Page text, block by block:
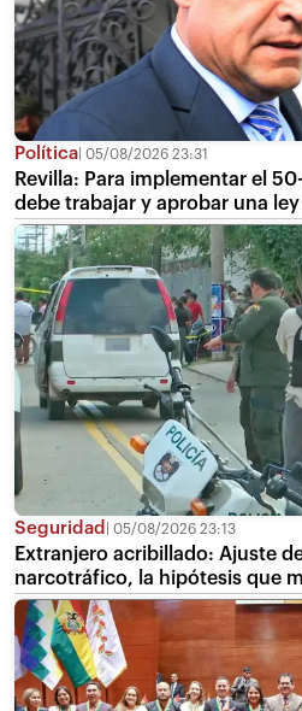
Política 05/08/2026 23:31
Revilla: Para implementar el
debe trabajar y aprobar una
Seguridad 05/08/2026 23:13
Extranjero acribillado: Ajuste
narcotráfico, la hipótesis que